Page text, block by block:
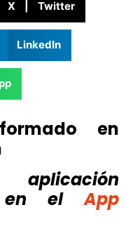
X | Twitter
LinkedIn
en
aplicación
en el
App